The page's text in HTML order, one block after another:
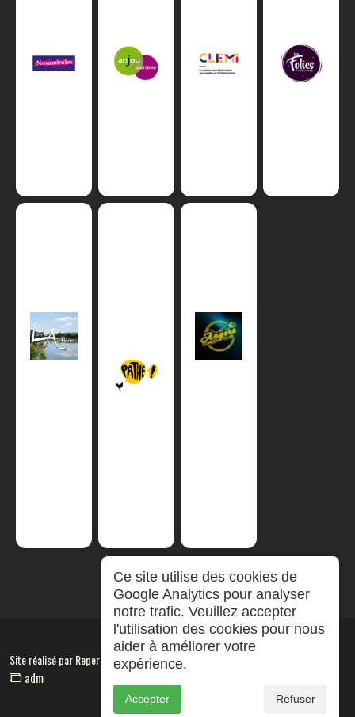
Site réalisé parRepereCom
adm
Ce site utilise des cookies de
Google Analytics pour analyser
notre trafic. Veuillez accepter
l'utilisation des cookies pour nous
aider à améliorer votre
expérience.
Accepter Refuser